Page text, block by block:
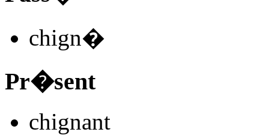
chign�
Pr�sent
chignant